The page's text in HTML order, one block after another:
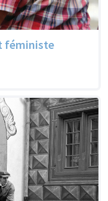
féministe